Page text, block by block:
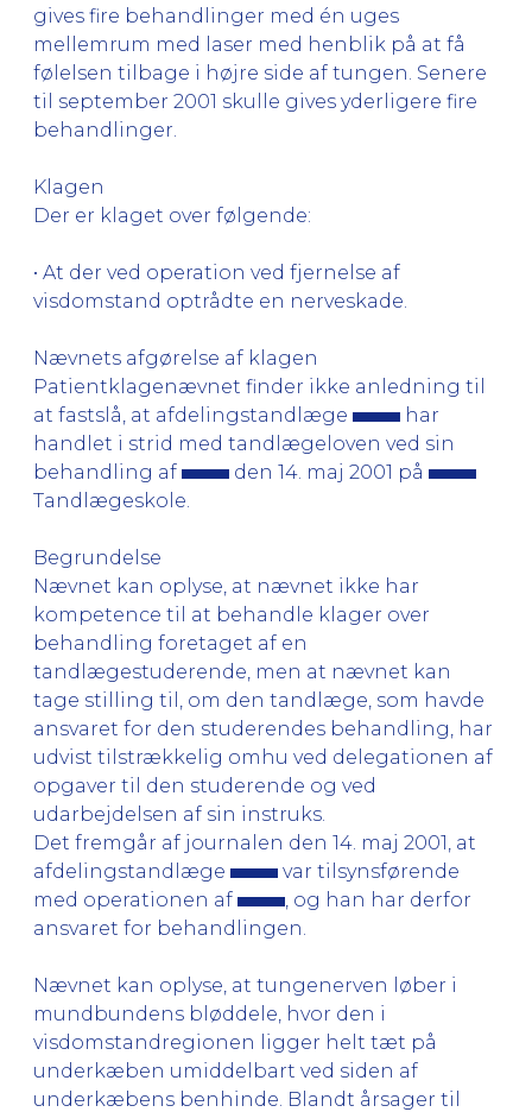
gives fire behandlinger med én uges
mellemrum med laser med henblik på at få
følelsen tilbage i højre side af tungen. Senere
til september 2001 skulle gives yderligere fire
behandlinger.
Klagen
Der er klaget over følgende:
• At der ved operation ved fjernelse af
visdomstand optrådte en nerveskade.
Nævnets afgørelse af klagen
Patientklagenævnet finder ikke anledning til
at fastslå, at afdelingstandlæge
har
handlet i strid med tandlægeloven ved sin
behandling af
den 14. maj 2001 på
Tandlægeskole.
Begrundelse
Nævnet kan oplyse, at nævnet ikke har
kompetence til at behandle klager over
behandling foretaget af en
tandlægestuderende, men at nævnet kan
tage stilling til, om den tandlæge, som havde
ansvaret for den studerendes behandling, har
udvist tilstrækkelig omhu ved delegationen af
opgaver til den studerende og ved
udarbejdelsen af sin instruks.
Det fremgår af journalen den 14. maj 2001, at
afdelingstandlæge
var tilsynsførende
med operationen af
, og han har derfor
ansvaret for behandlingen.
Nævnet kan oplyse, at tungenerven løber i
mundbundens bløddele, hvor den i
visdomstandregionen ligger helt tæt på
underkæben umiddelbart ved siden af
underkæbens benhinde. Blandt årsager til